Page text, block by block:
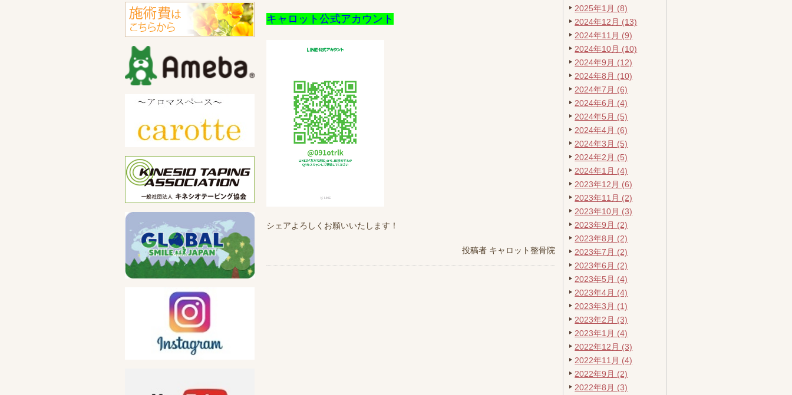
キャロット公式アカウント
シェアよろしくお願いいたします！
投稿者 キャロット整骨院
2025年1月 (8)
2024年12月 (13)
2024年11月 (9)
2024年10月 (10)
2024年9月 (12)
2024年8月 (10)
2024年7月 (6)
2024年6月 (4)
2024年5月 (5)
2024年4月 (6)
2024年3月 (5)
2024年2月 (5)
2024年1月 (4)
2023年12月 (6)
2023年11月 (2)
2023年10月 (3)
2023年9月 (2)
2023年8月 (2)
2023年7月 (2)
2023年6月 (2)
2023年5月 (4)
2023年4月 (4)
2023年3月 (1)
2023年2月 (3)
2023年1月 (4)
2022年12月 (3)
2022年11月 (4)
2022年9月 (2)
2022年8月 (3)